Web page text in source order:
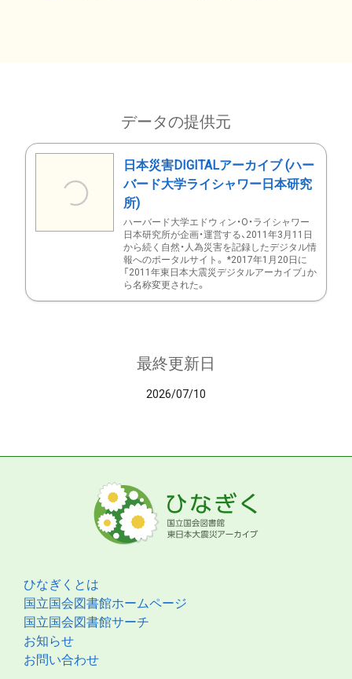
データの提供元
日本災害DIGITALアーカイブ (ハー
バード大学ライシャワー日本研究
所)
ハーバード大学エドウィン・O・ライシャワー
日本研究所が企画・運営する、2011年3月11日
から続く自然・人為災害を記録したデジタル情
報へのポータルサイト。 *2017年1月20日に
「2011年東日本大震災デジタルアーカイブ」か
ら名称変更された。
最終更新日
2026/07/10
ひなぎくとは
国立国会図書館ホームページ
国立国会図書館サーチ
お知らせ
お問い合わせ